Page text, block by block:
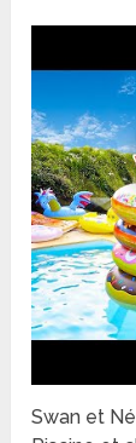
Swan et